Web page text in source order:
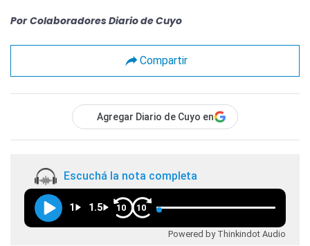
Por Colaboradores Diario de Cuyo
Compartir
Agregar Diario de Cuyo en
Escuchá la nota completa
1 1.5 10 10
Powered by Thinkindot Audio